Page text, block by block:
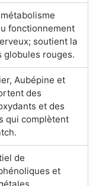
fonctionnement
soutient la
globules rouges.
Aubépine et
des
et des
qui complètent
de
et